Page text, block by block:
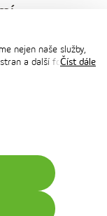
nejen naše služby,
a další formy
v zápatí stránky v
soubory cookies a
vašich práv,
Číst dále
Linkedin